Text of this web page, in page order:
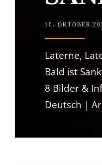
10. OKTOBER
Laterne,
Bald ist
8 Bilder &
Deutsch |